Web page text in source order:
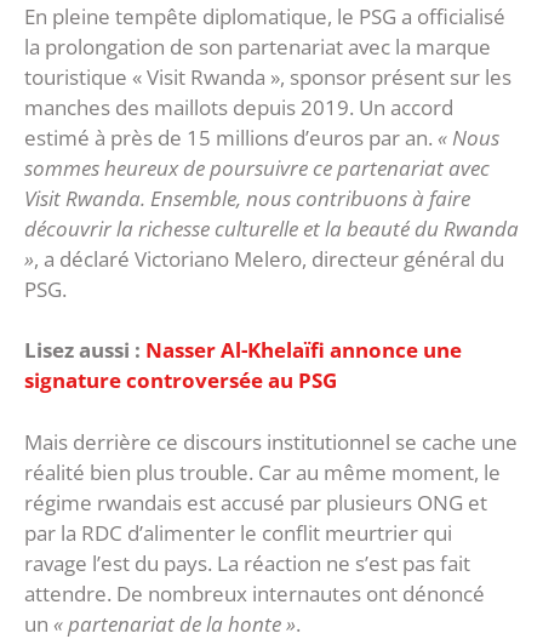
En pleine tempête diplomatique, le PSG a officialisé
la prolongation de son partenariat avec la marque
touristique « Visit Rwanda », sponsor présent sur les
manches des maillots depuis 2019. Un accord
estimé à près de 15 millions d’euros par an. « Nous
sommes heureux de poursuivre ce partenariat avec
Visit Rwanda. Ensemble, nous contribuons à faire
découvrir la richesse culturelle et la beauté du Rwanda
», a déclaré Victoriano Melero, directeur général du
PSG.
Lisez aussi : Nasser Al-Khelaïfi annonce une
signature controversée au PSG
Mais derrière ce discours institutionnel se cache une
réalité bien plus trouble. Car au même moment, le
régime rwandais est accusé par plusieurs ONG et
par la RDC d’alimenter le conflit meurtrier qui
ravage l’est du pays. La réaction ne s’est pas fait
attendre. De nombreux internautes ont dénoncé
un « partenariat de la honte ».